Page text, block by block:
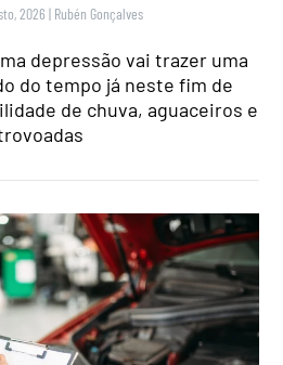
2026 | Rubén Gonçalves
depressão vai trazer uma
do tempo já neste fim de
de chuva, aguaceiros e